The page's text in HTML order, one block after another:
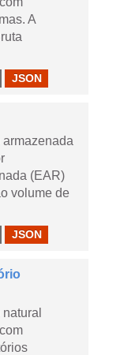
A
JSON
(EAR)
volume de
JSON